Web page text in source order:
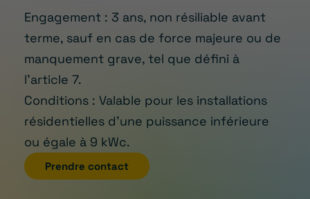
Engagement : 3 ans, non résiliable avant
terme, sauf en cas de force majeure ou de
manquement grave, tel que défini à
l’article 7.
Conditions : Valable pour les installations
résidentielles d’une puissance inférieure
ou égale à 9 kWc.
Prendre contact